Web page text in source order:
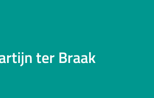
ter Braak